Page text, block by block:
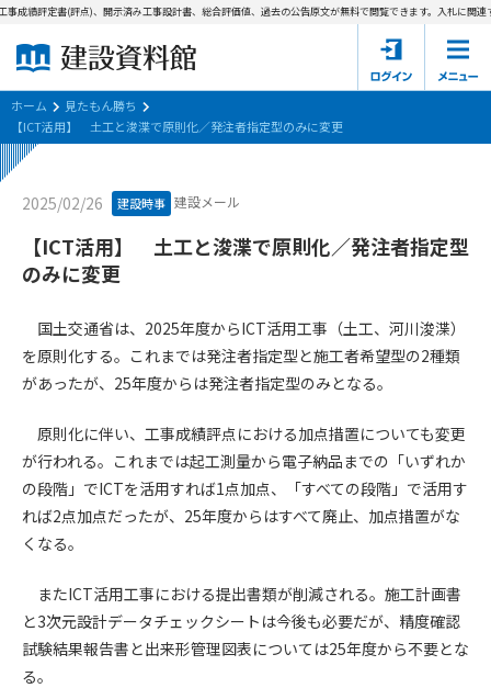
建設資料館とは
東京都の入札資料
国土交通省の入札資料
見たもん勝ち
会員登録について
サポーター会員一覧
会社概要 お問い合わせ
個人情報保護方針
績評定書(評点)、開示済み工事設計書、総合評価値、過去の公告原文が無料で閲覧できます。入札に関連す
ホーム
見たもん勝ち
【ICT活用】 土工と浚渫で原則化／発注者指定型のみに変更
2025/02/26 建設時事 建設メール
【ICT活用】 土工と浚渫で原則化／発注者指定型
のみに変更
国土交通省は、2025年度からICT活用工事（土工、河川浚渫）
を原則化する。これまでは発注者指定型と施工者希望型の2種類
があったが、25年度からは発注者指定型のみとなる。
原則化に伴い、工事成績評点における加点措置についても変更
が行われる。これまでは起工測量から電子納品までの「いずれか
の段階」でICTを活用すれば1点加点、「すべての段階」で活用す
れば2点加点だったが、25年度からはすべて廃止、加点措置がな
くなる。
またICT活用工事における提出書類が削減される。施工計画書
と3次元設計データチェックシートは今後も必要だが、精度確認
試験結果報告書と出来形管理図表については25年度から不要とな
る。
第1条（規約の目的）
会員サービスの利用条件等について定めるものです。
2. 管理者が建設資料館WEB上で随時掲載するルールは本規約の
一部を構成するものとします。
本規約は、会員の了承を得ることなく、随時変更されることが
あります。変更内容は、建設資料館WEB上に表示した時点で直
ちに全ての会員が了承したものとみなします。
第4条（会員審査および資格の取り消し）
後、管理者がこれを承認した者をいいます。
第4条（会員の定義と登録）
1. 管理者は前条により審査の結果、会員申込みをした者が以下